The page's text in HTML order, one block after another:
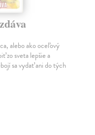
alebo ako oceľový
zo sveta lepšie a
sa vydať ani do tých